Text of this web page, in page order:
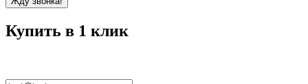
Купить в 1 клик